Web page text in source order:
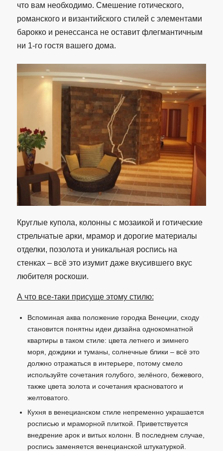
что вам необходимо. Смешение готического,
романского и византийского стилей с элементами
барокко и ренессанса не оставит флегмантичным
ни 1-го гостя вашего дома.
Круглые купола, колонны с мозаикой и готические
стрельчатые арки, мрамор и дорогие материалы
отделки, позолота и уникальная роспись на
стенках – всё это изумит даже вкусившего вкус
любителя роскоши.
А что все-таки присуще этому стилю:
Вспоминая аква положение городка Венеции, сходу
становится понятны идеи дизайна однокомнатной
квартиры в таком стиле: цвета летнего и зимнего
моря, дождики и туманы, солнечные блики – всё это
должно отражаться в интерьере, потому смело
используйте сочетания голубого, зелёного, бежевого,
также цвета золота и сочетания красноватого и
желтоватого.
Кухня в венецианском стиле непременно украшается
росписью и мраморной плиткой. Приветствуется
внедрение арок и витых колонн. В последнем случае,
роспись заменяется венецианской штукатуркой.